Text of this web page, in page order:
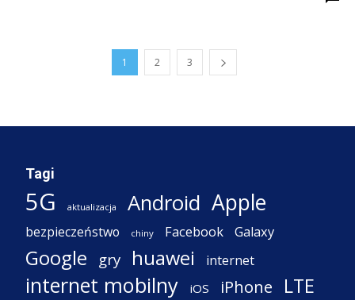
1 2 3
Tagi
5G aktualizacja Android Apple
bezpieczeństwo chiny Facebook Galaxy
Google gry huawei internet
internet mobilny iOS iPhone LTE